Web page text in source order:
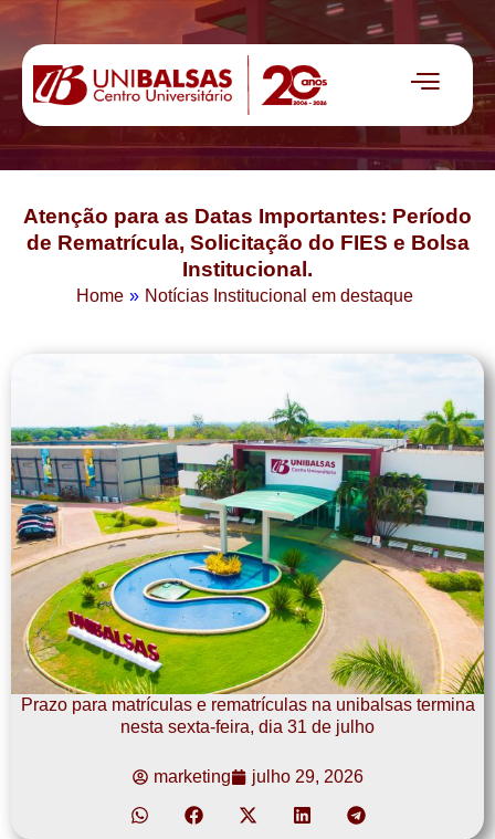
Atenção para as Datas Importantes: Período
de Rematrícula, Solicitação do FIES e Bolsa
Institucional.
Home » Notícias Institucional em destaque
Prazo para matrículas e rematrículas na unibalsas termina
nesta sexta-feira, dia 31 de julho
marketing julho 29, 2026